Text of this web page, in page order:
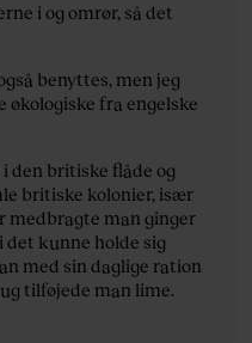
i og omrør, så det
benyttes, men jeg
fra engelske
den britiske flåde og
britiske kolonier, især
medbragte man ginger
det kunne holde sig
med sin daglige ration
tilføjede man lime.